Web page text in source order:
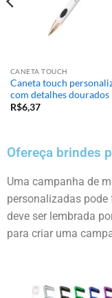
CANETA TOUCH
Caneta touch
com detalhes dourados
R$6,37
Ofereça brindes
Uma campanha de
personalizadas
deve ser lembrada
para criar uma